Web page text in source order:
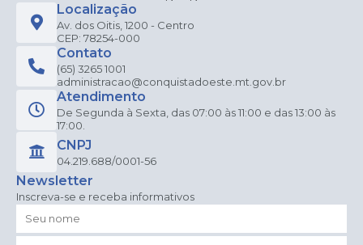
Localização
Av. dos Oitis, 1200 - Centro
CEP: 78254-000
Contato
(65) 3265 1001
administracao@conquistadoeste.mt.gov.br
Atendimento
De Segunda à Sexta, das 07:00 às 11:00 e das 13:00 às
17:00.
CNPJ
04.219.688/0001-56
Newsletter
Inscreva-se e receba informativos